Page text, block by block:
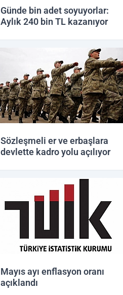
Günde bin adet soyuyorlar:
Aylık 240 bin TL kazanıyor
Sözleşmeli er ve erbaşlara
devlette kadro yolu açılıyor
Mayıs ayı enflasyon oranı
açıklandı